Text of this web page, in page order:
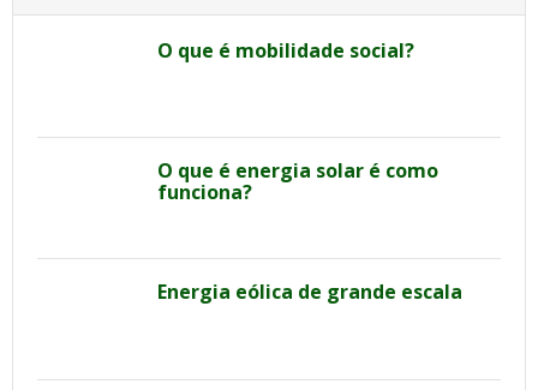
O que é mobilidade social?
O que é energia solar é como
funciona?
Energia eólica de grande escala